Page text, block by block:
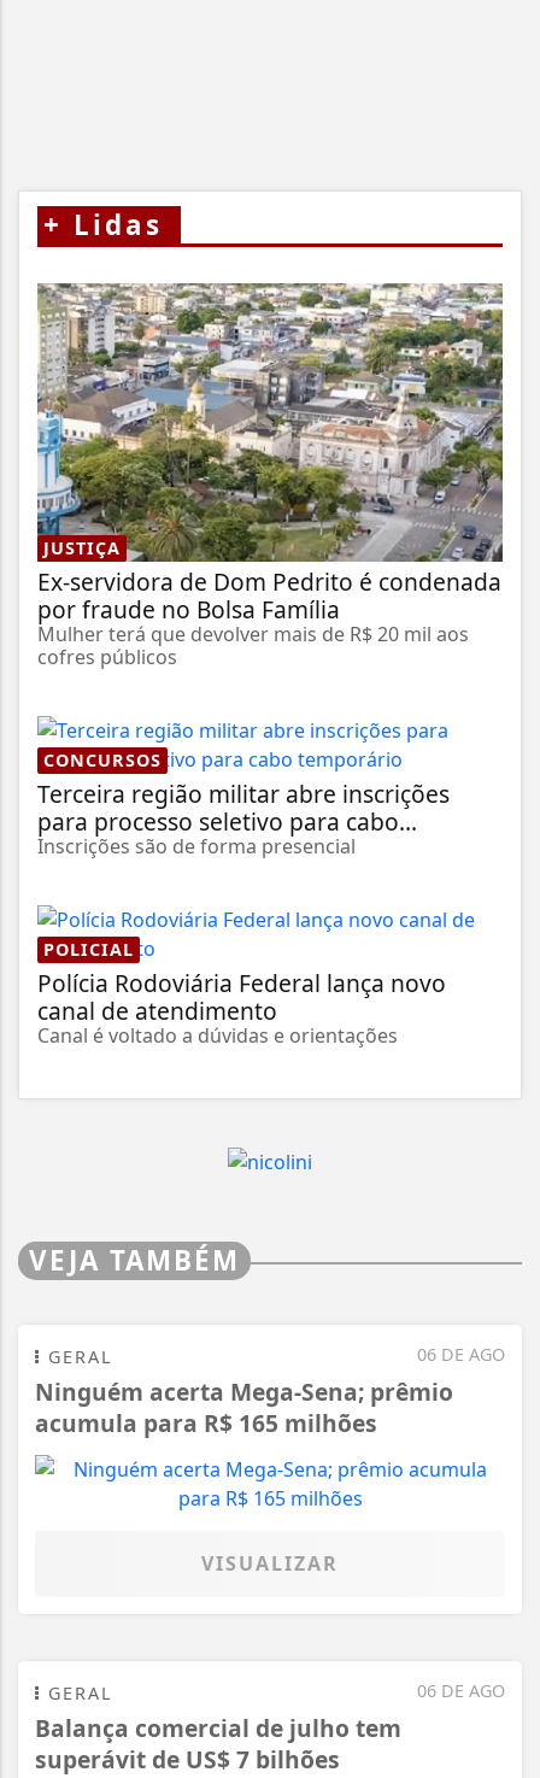
+ Lidas
JUSTIÇA
Ex-servidora de Dom Pedrito é condenada
por fraude no Bolsa Família
Mulher terá que devolver mais de R$ 20 mil aos
cofres públicos
CONCURSOS
Terceira região militar abre inscrições
para processo seletivo para cabo...
Inscrições são de forma presencial
POLICIAL
Polícia Rodoviária Federal lança novo
canal de atendimento
Canal é voltado a dúvidas e orientações
VEJA TAMBÉM
06 DE AGO
GERAL
Ninguém acerta Mega-Sena; prêmio
acumula para R$ 165 milhões
VISUALIZAR
06 DE AGO
GERAL
Balança comercial de julho tem
superávit de US$ 7 bilhões